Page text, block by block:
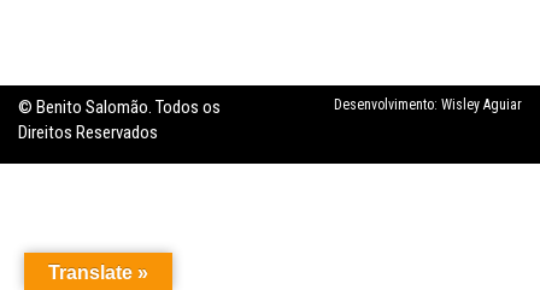
© Benito Salomão. Todos os
Direitos Reservados
Desenvolvimento: Wisley Aguiar
Translate »